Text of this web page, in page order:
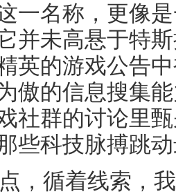
一名称，更像
并未高悬于特
英的游戏公告
傲的信息搜集
社群的讨论里
些科技脉搏跳
，循着线索，